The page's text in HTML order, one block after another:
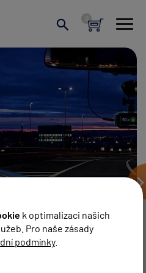
k optimalizaci našich
Pro naše zásady
podmínky.
detektory